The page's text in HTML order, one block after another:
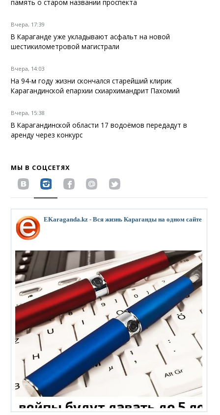
память о старом названии проспекта
Вчера, 17:39
В Караганде уже укладывают асфальт на новой
шестикилометровой магистрали
Вчера, 14:03
На 94-м году жизни скончался старейший клирик
Карагандинской епархии схиархимандрит Пахомий
Вчера, 15:38
В Карагандинской области 17 водоёмов передадут в
аренду через конкурс
МЫ В СОЦСЕТЯХ
EKaraganda.kz - Вся жизнь Караганды на одном сайте